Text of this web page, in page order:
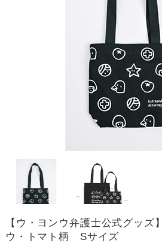
【ウ・ヨンウ弁護士公式グッズ
ウ・トマト柄 Sサイズ